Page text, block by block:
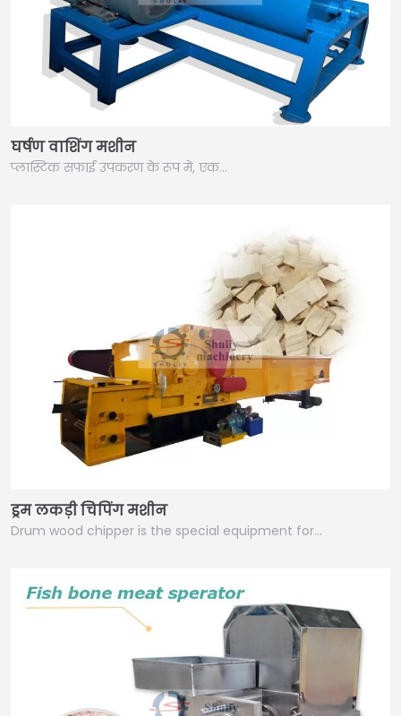
घर्षण वाशिंग मशीन
प्लास्टिक सफाई उपकरण के रूप में, एक…
ड्रम लकड़ी चिपिंग मशीन
Drum wood chipper is the special equipment for…